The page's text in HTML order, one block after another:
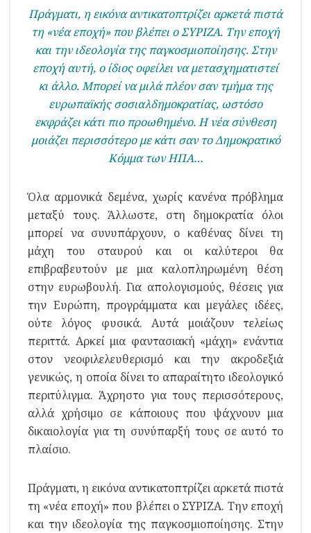
Πράγματι, η εικόνα αντικατοπτρίζει αρκετά πιστά
τη «νέα εποχή» που βλέπει ο ΣΥΡΙΖΑ. Την εποχή
και την ιδεολογία της παγκοσμιοποίησης. Στην
εποχή αυτή, ο ίδιος οφείλει να μετασχηματιστεί
κι άλλο. Μπορεί να μιλά πλέον σαν τμήμα της
ευρωπαϊκής σοσιαλδημοκρατίας, ωστόσο
εκφράζει κάτι πιο προωθημένο. Η νέα σύνθεση
μοιάζει περισσότερο με κάτι σαν το Δημοκρατικό
Κόμμα των ΗΠΑ…
Όλα αρμονικά δεμένα, χωρίς κανένα πρόβλημα
μεταξύ τους. Άλλωστε, στη δημοκρατία όλοι
μπορεί να συνυπάρχουν, ο καθένας δίνει τη
μάχη του σταυρού και οι καλύτεροι θα
επιβραβευτούν με μια καλοπληρωμένη θέση
στην ευρωβουλή. Για απολογισμούς, θέσεις για
την Ευρώπη, προγράμματα και μεγάλες ιδέες,
ούτε λόγος φυσικά. Αυτά μοιάζουν τελείως
περιττά. Αρκεί μια φαντασιακή «μάχη» ενάντια
στον νεοφιλελευθερισμό και την ακροδεξιά
γενικώς, η οποία δίνει το απαραίτητο ιδεολογικό
περιτύλιγμα. Άχρηστο για τους περισσότερους,
αλλά χρήσιμο σε κάποιους που ψάχνουν μια
δικαιολογία για τη συνύπαρξή τους σε αυτό το
πλαίσιο.
Πράγματι, η εικόνα αντικατοπτρίζει αρκετά πιστά
τη «νέα εποχή» που βλέπει ο ΣΥΡΙΖΑ. Την εποχή
και την ιδεολογία της παγκοσμιοποίησης. Στην